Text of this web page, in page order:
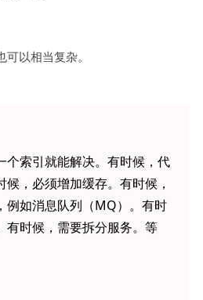
以相当复杂。
个索引就能解决。有时候，代
，必须增加缓存。有时候，
例如消息队列（MQ）。有时
有时候，需要拆分服务。等